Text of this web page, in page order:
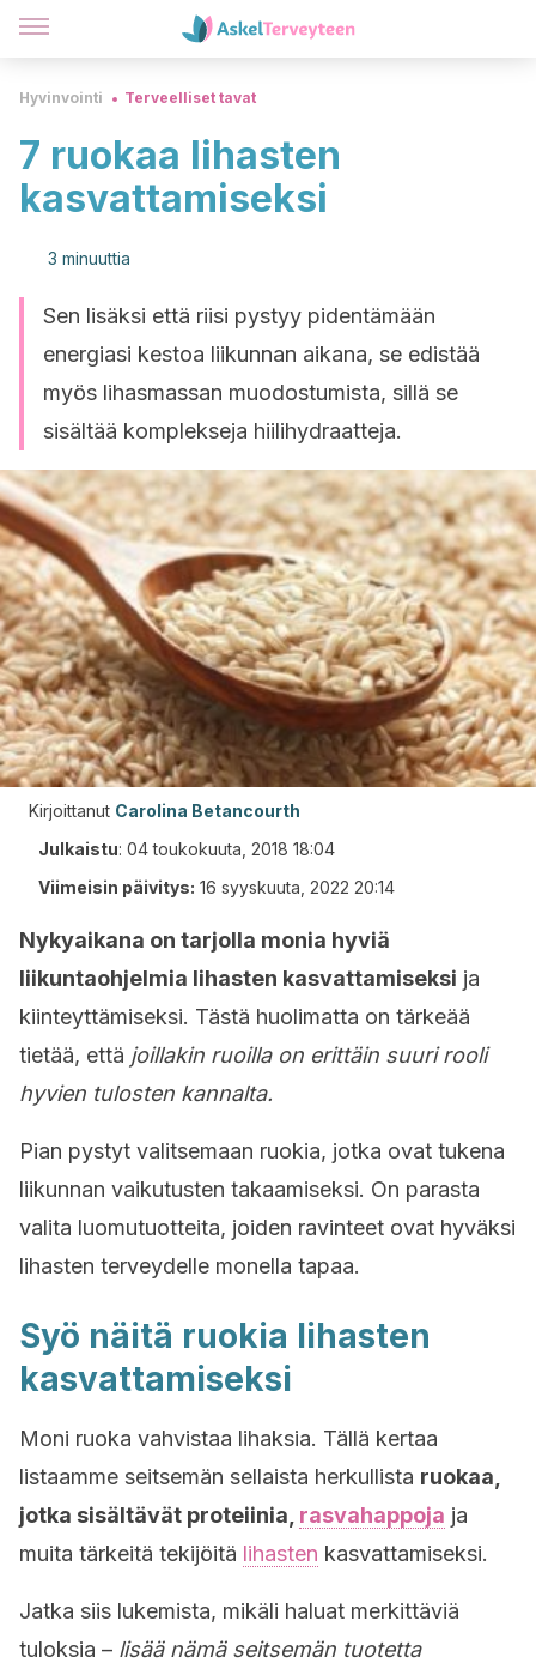
Hyvinvointi Terveelliset tavat
7 ruokaa lihasten
kasvattamiseksi
3 minuuttia
Sen lisäksi että riisi pystyy pidentämään
energiasi kestoa liikunnan aikana, se edistää
myös lihasmassan muodostumista, sillä se
sisältää komplekseja hiilihydraatteja.
Kirjoittanut Carolina Betancourth
Julkaistu: 04 toukokuuta, 2018 18:04
Viimeisin päivitys: 16 syyskuuta, 2022 20:14
Nykyaikana on tarjolla monia hyviä
liikuntaohjelmia lihasten kasvattamiseksi ja
kiinteyttämiseksi. Tästä huolimatta on tärkeää
tietää, että joillakin ruoilla on erittäin suuri rooli
hyvien tulosten kannalta.
Pian pystyt valitsemaan ruokia, jotka ovat tukena
liikunnan vaikutusten takaamiseksi. On parasta
valita luomutuotteita, joiden ravinteet ovat hyväksi
lihasten terveydelle monella tapaa.
Syö näitä ruokia lihasten
kasvattamiseksi
Moni ruoka vahvistaa lihaksia. Tällä kertaa
listaamme seitsemän sellaista herkullista ruokaa,
jotka sisältävät proteiinia, rasvahappoja ja
muita tärkeitä tekijöitä lihasten kasvattamiseksi.
Jatka siis lukemista, mikäli haluat merkittäviä
tuloksia – lisää nämä seitsemän tuotetta